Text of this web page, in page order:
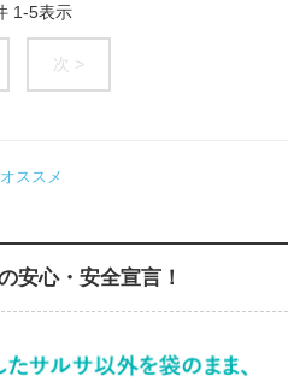
1-5表示
次 >
ススメ
安心・安全宣言！